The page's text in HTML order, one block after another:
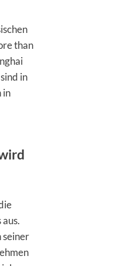
than
in
in
seiner